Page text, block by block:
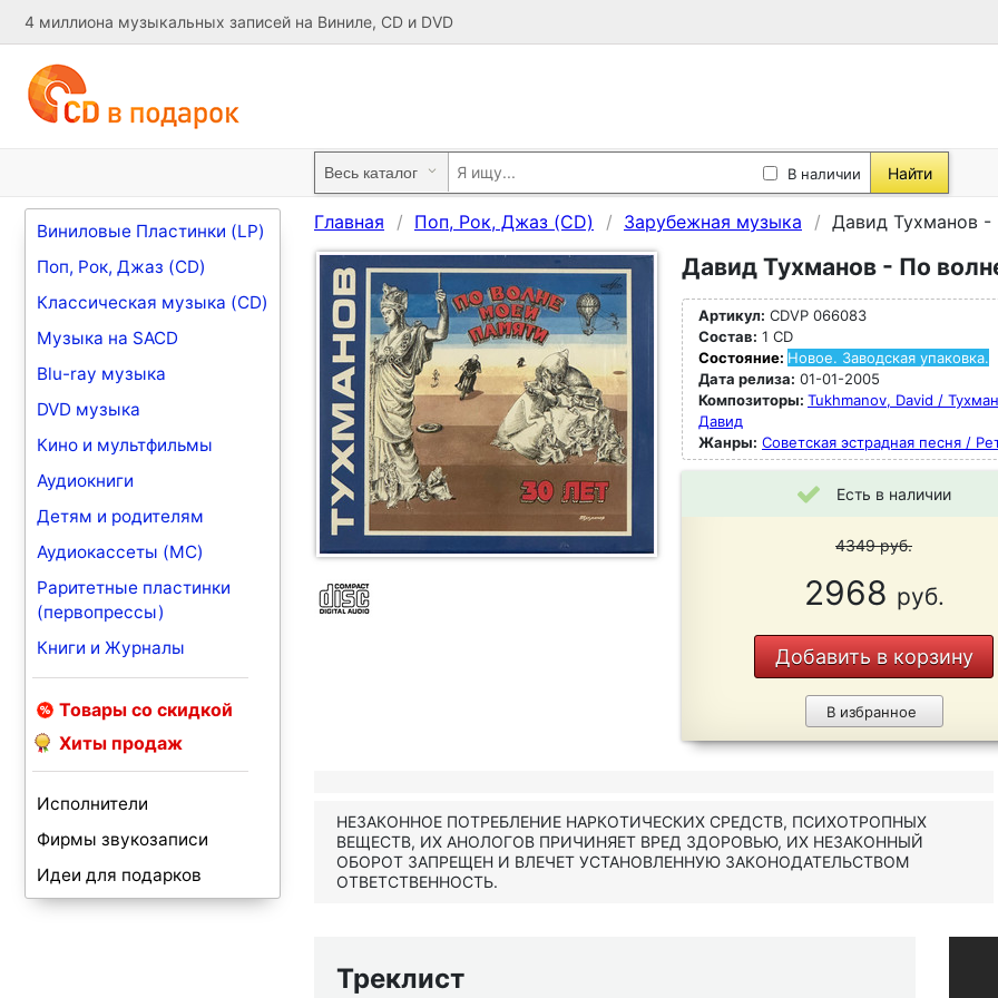
4 миллиона музыкальных записей на Виниле, CD и DVD
В наличии Найти
Виниловые Пластинки (LP)
Поп, Рок, Джаз (CD)
Классическая музыка (CD)
Музыка на SACD
Blu-ray музыка
DVD музыка
Кино и мультфильмы
Аудиокниги
Детям и родителям
Аудиокассеты (MC)
Раритетные пластинки
(первопрессы)
Книги и Журналы
Товары со скидкой
Хиты продаж
Исполнители
Фирмы звукозаписи
Идеи для подарков
Главная Поп, Рок, Джаз (CD) Зарубежная музыка Давид Тухманов -
Давид Тухманов - По
Артикул: CDVP 066083
Состав: 1 CD
Состояние: Новое. Заводская упаковка.
Дата релиза: 01-01-2005
Композиторы: Tukhmanov, David /
Давид
Жанры: Советская эстрадная песня /
Есть в наличии
4349руб.
2968 руб.
Добавить в корзину
В избранное
НЕЗАКОННОЕ ПОТРЕБЛЕНИЕ НАРКОТИЧЕСКИХ СРЕДСТВ, ПСИХОТРОПНЫХ
ВЕЩЕСТВ, ИХ АНОЛОГОВ ПРИЧИНЯЕТ ВРЕД ЗДОРОВЬЮ, ИХ НЕЗАКОННЫЙ
ОБОРОТ ЗАПРЕЩЕН И ВЛЕЧЕТ УСТАНОВЛЕННУЮ ЗАКОНОДАТЕЛЬСТВОМ
ОТВЕТСТВЕННОСТЬ.
Треклист